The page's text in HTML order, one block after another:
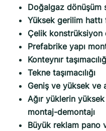
Doğalgaz dönüşüm
Yüksek gerilim
Çelik
Prefabrike yapı
Konteynır
Tekne taşımacılığı
Geniş ve yüksek ve
Ağır yüklerin yüksek
montaj-demontajı
Büyük reklam pano